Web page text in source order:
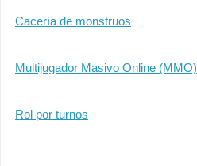
Cacería de monstruos
Multijugador Masivo Online (MMO)
Rol por turnos